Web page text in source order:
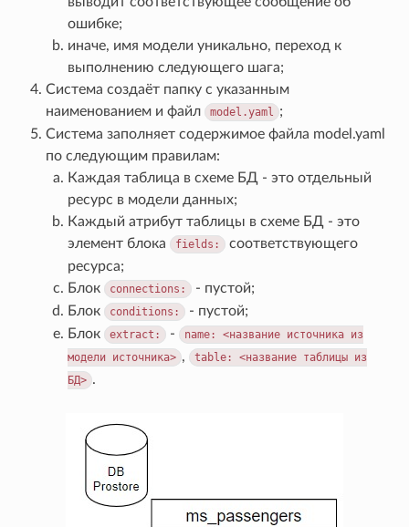
ошибке;
иначе, имя модели уникально, переход к
выполнению следующего шага;
Система создаёт папку с указанным
наименованием и файл
model.yaml
;
Система заполняет содержимое файла model.yaml
по следующим правилам:
Каждая таблица в схеме БД - это отдельный
ресурс в модели данных;
Каждый атрибут таблицы в схеме БД - это
элемент блока
fields: соответствующего
ресурса;
Блок
connections: - пустой;
Блок
conditions: - пустой;
Блок
extract: - name: <название источника из
модели источника> , table: <название таблицы из
БД> .